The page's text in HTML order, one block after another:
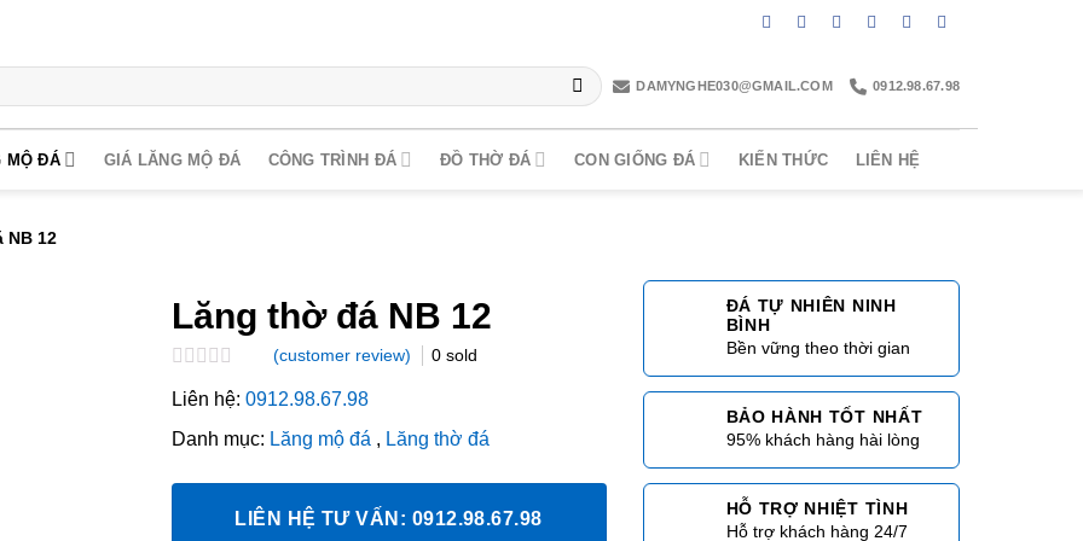
DAMYNGHE030@GMAIL.COM 0912.98.67.98
MỘ ĐÁ GIÁ LĂNG MỘ ĐÁ CÔNG TRÌNH ĐÁ ĐỒ THỜ ĐÁ CON GIỐNG ĐÁ KIẾN THỨC LIÊN HỆ
NB 12
Lăng thờ đá NB 12
0.0
of
(customer review) 0 sold
Liên hệ: 0912.98.67.98
Danh mục: Lăng mộ đá , Lăng thờ đá
LIÊN HỆ TƯ VẤN: 0912.98.67.98
ĐÁ TỰ NHIÊN NINH
BÌNH
Bền vững theo thời gian
BẢO HÀNH TỐT NHẤT
95% khách hàng hài lòng
HỖ TRỢ NHIỆT TÌNH
Hỗ trợ khách hàng 24/7